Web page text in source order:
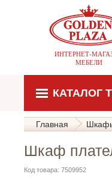
ИНТЕРНЕТ-
МЕБЕЛИ
КАТАЛОГ
Главная
Шкаф
Код товара: 7509952